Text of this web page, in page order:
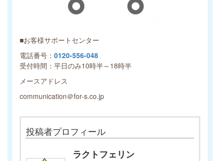
■お客様サポートセンター
電話番号： 0120-556-048
受付時間：平日のみ10時半～18時半
メースアドレス
communication＠for-s.co.jp
投稿者プロフィール
ラクトフェリン